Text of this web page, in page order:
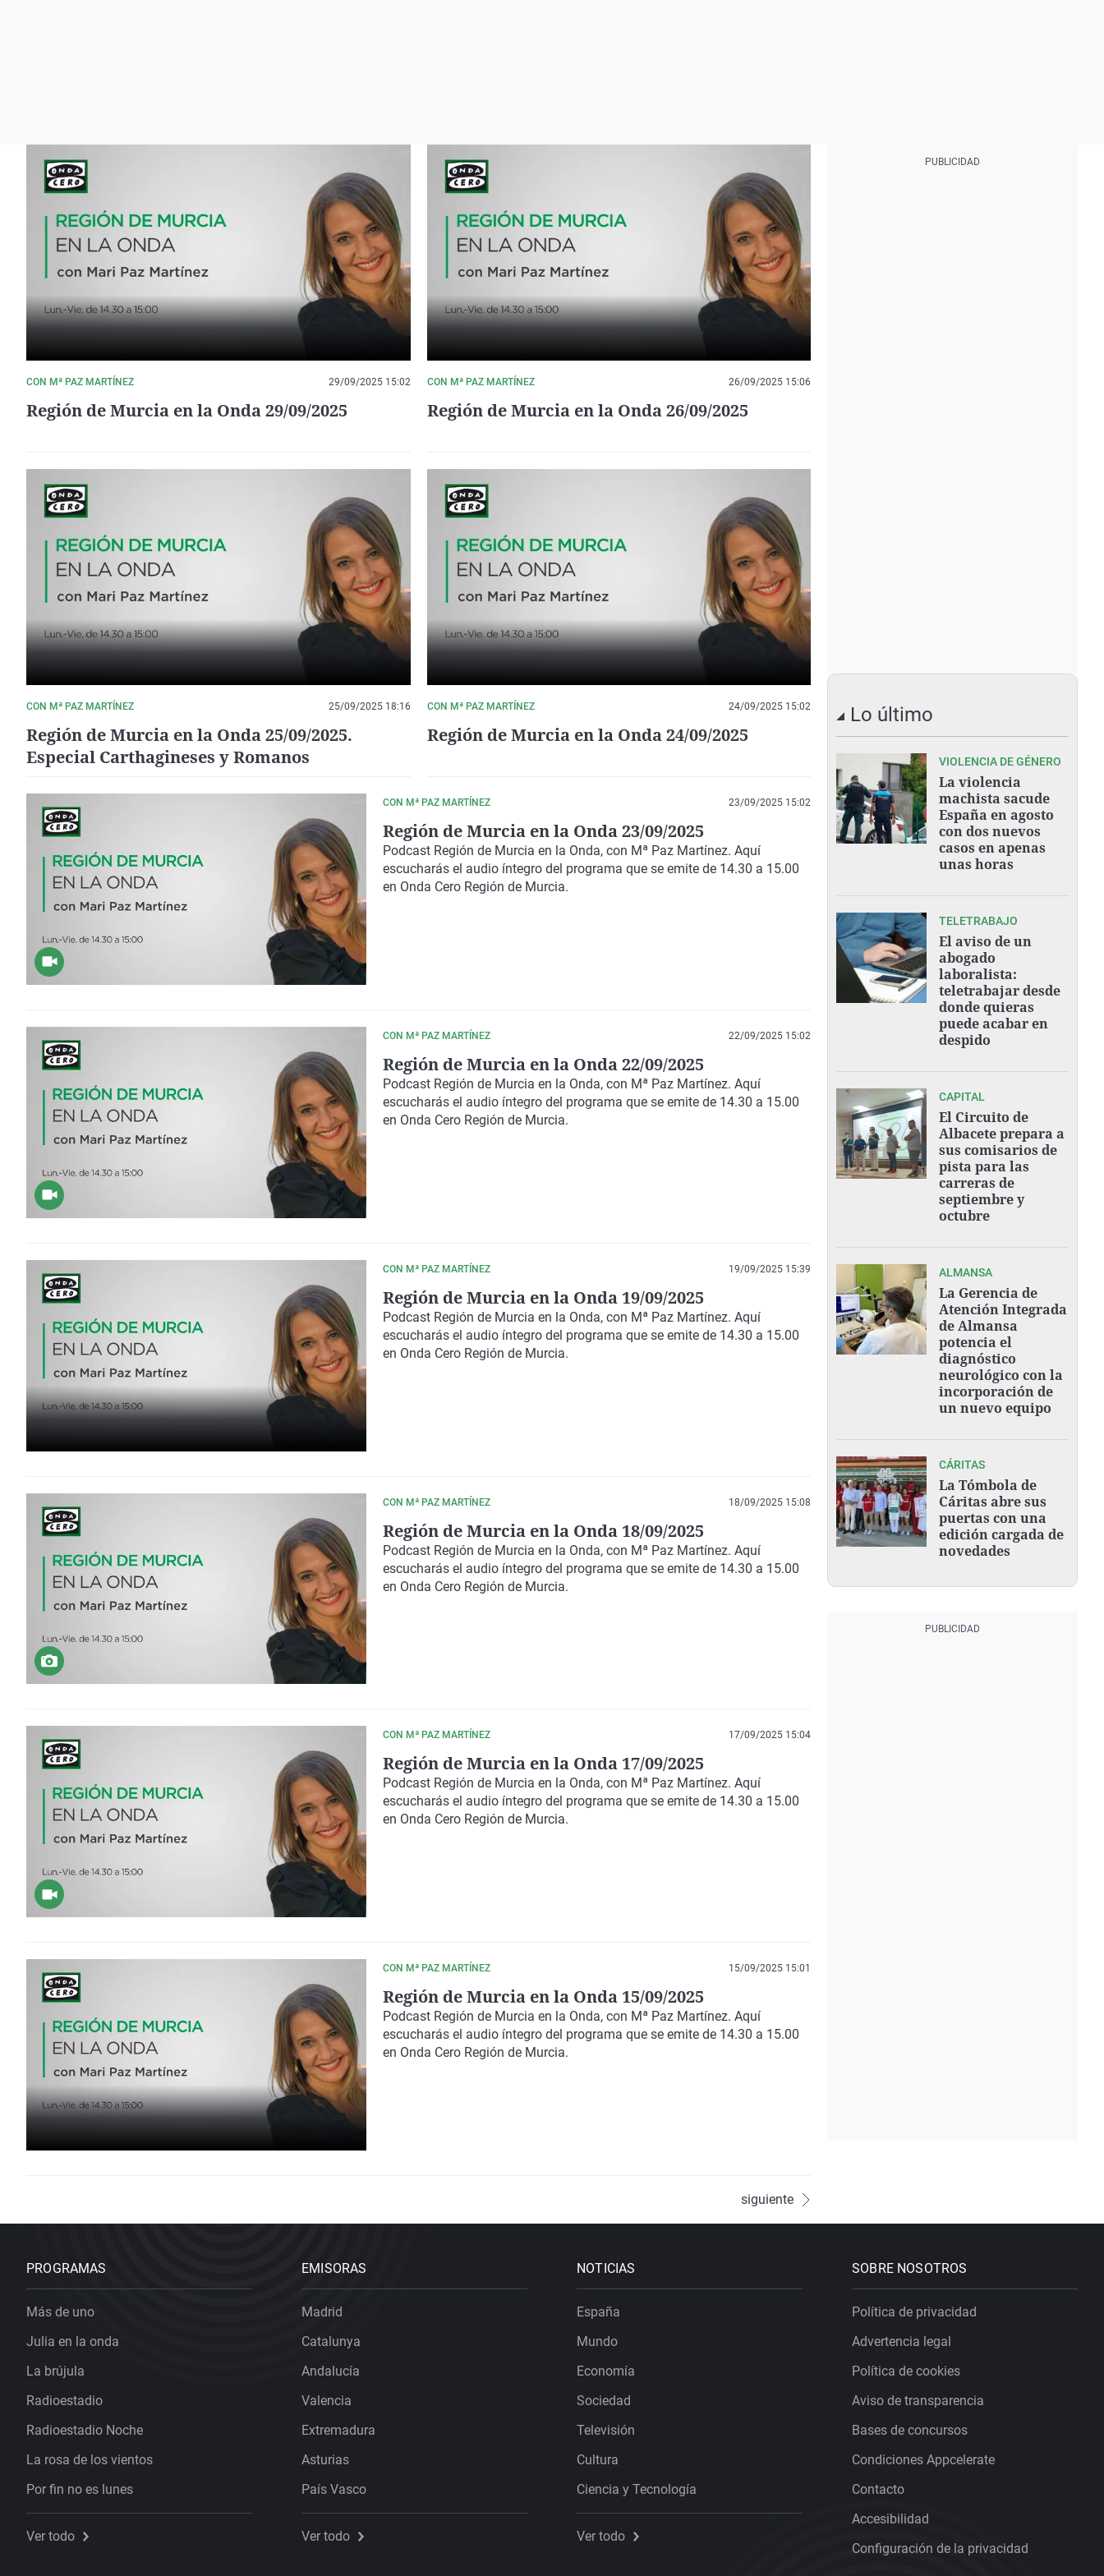
CON Mª PAZ MARTÍNEZ 29/09/2025 15:02
Región de Murcia en la Onda 29/09/2025
CON Mª PAZ MARTÍNEZ 26/09/2025 15:06
Región de Murcia en la Onda 26/09/2025
CON Mª PAZ MARTÍNEZ 25/09/2025 18:16
Región de Murcia en la Onda 25/09/2025.
Especial Carthagineses y Romanos
CON Mª PAZ MARTÍNEZ 24/09/2025 15:02
Región de Murcia en la Onda 24/09/2025
CON Mª PAZ MARTÍNEZ 23/09/2025 15:02
Región de Murcia en la Onda 23/09/2025
Podcast Región de Murcia en la Onda, con Mª Paz Martínez. Aquí
escucharás el audio íntegro del programa que se emite de 14.30 a 15.00
en Onda Cero Región de Murcia.
CON Mª PAZ MARTÍNEZ 22/09/2025 15:02
Región de Murcia en la Onda 22/09/2025
Podcast Región de Murcia en la Onda, con Mª Paz Martínez. Aquí
escucharás el audio íntegro del programa que se emite de 14.30 a 15.00
en Onda Cero Región de Murcia.
CON Mª PAZ MARTÍNEZ 19/09/2025 15:39
Región de Murcia en la Onda 19/09/2025
Podcast Región de Murcia en la Onda, con Mª Paz Martínez. Aquí
escucharás el audio íntegro del programa que se emite de 14.30 a 15.00
en Onda Cero Región de Murcia.
CON Mª PAZ MARTÍNEZ 18/09/2025 15:08
Región de Murcia en la Onda 18/09/2025
Podcast Región de Murcia en la Onda, con Mª Paz Martínez. Aquí
escucharás el audio íntegro del programa que se emite de 14.30 a 15.00
en Onda Cero Región de Murcia.
CON Mª PAZ MARTÍNEZ 17/09/2025 15:04
Región de Murcia en la Onda 17/09/2025
Podcast Región de Murcia en la Onda, con Mª Paz Martínez. Aquí
escucharás el audio íntegro del programa que se emite de 14.30 a 15.00
en Onda Cero Región de Murcia.
CON Mª PAZ MARTÍNEZ 15/09/2025 15:01
Región de Murcia en la Onda 15/09/2025
Podcast Región de Murcia en la Onda, con Mª Paz Martínez. Aquí
escucharás el audio íntegro del programa que se emite de 14.30 a 15.00
en Onda Cero Región de Murcia.
siguiente
Lo último
VIOLENCIA DE GÉNERO
La violencia
machista sacude
España en agosto
con dos nuevos
casos en apenas
unas horas
TELETRABAJO
El aviso de un
abogado
laboralista:
teletrabajar desde
donde quieras
puede acabar en
despido
CAPITAL
El Circuito de
Albacete prepara a
sus comisarios de
pista para las
carreras de
septiembre y
octubre
ALMANSA
La Gerencia de
Atención Integrada
de Almansa
potencia el
diagnóstico
neurológico con la
incorporación de
un nuevo equipo
CÁRITAS
La Tómbola de
Cáritas abre sus
puertas con una
edición cargada de
novedades
PROGRAMAS
Más de uno
Julia en la onda
La brújula
Radioestadio
Radioestadio Noche
La rosa de los vientos
Por fin no es lunes
Ver todo
EMISORAS
Madrid
Catalunya
Andalucía
Valencia
Extremadura
Asturias
País Vasco
Ver todo
NOTICIAS
España
Mundo
Economía
Sociedad
Televisión
Cultura
Ciencia y Tecnología
Ver todo
SOBRE NOSOTROS
Política de privacidad
Advertencia legal
Política de cookies
Aviso de transparencia
Bases de concursos
Condiciones Appcelerate
Contacto
Accesibilidad
Configuración de la privacidad